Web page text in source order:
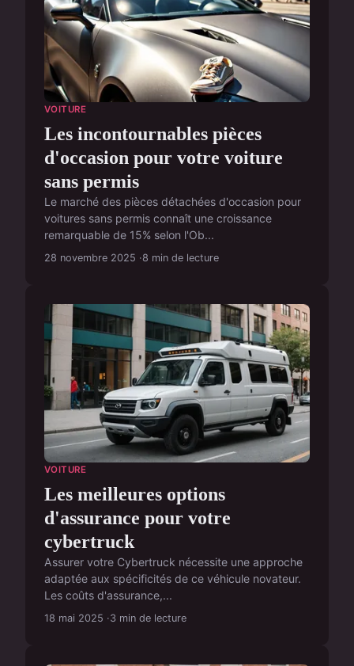
VOITURE
Les incontournables pièces
d'occasion pour votre voiture
sans permis
Le marché des pièces détachées d'occasion pour
voitures sans permis connaît une croissance
remarquable de 15% selon l'Ob...
28 novembre 2025 8 min de lecture
VOITURE
Les meilleures options
d'assurance pour votre
cybertruck
Assurer votre Cybertruck nécessite une approche
adaptée aux spécificités de ce véhicule novateur.
Les coûts d'assurance,...
18 mai 2025 3 min de lecture